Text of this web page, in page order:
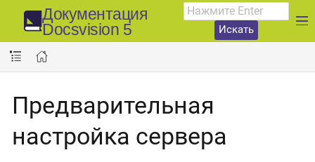
Документация
Docsvision 5
Искать
Предварительная
настройка сервера